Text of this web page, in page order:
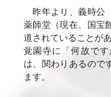
昨年より、義時
薬師堂（現在、国宝
道されていることがあ
覚園寺に「何故で
は、関わりあるので
ます。